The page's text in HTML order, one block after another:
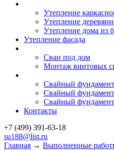
Утепление
Утепление
Утепление дома из
Утепление фасада
Сваи под дом
Монтаж винтовых
Свайный
Свайный
Свайный
Контакты
+7 (499) 391-63-18
su188@list.ru
Главная → Выполненные